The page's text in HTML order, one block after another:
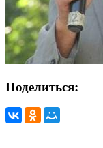
Поделиться: